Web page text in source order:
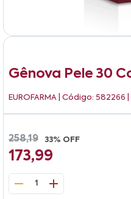
Gênova Pele 30
EUROFARMA | Código: 582266 |
258,19 33% OFF
173,99
1